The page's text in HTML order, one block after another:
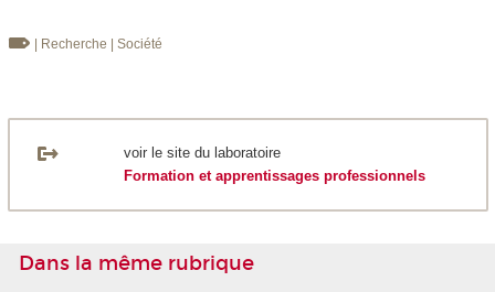
| Recherche | Société
voir le site du laboratoire
Formation et apprentissages professionnels
Dans la même rubrique